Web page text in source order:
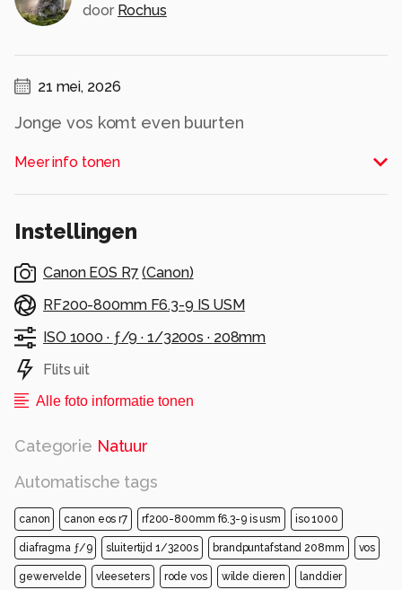
door Rochus
21 mei, 2026
Jonge vos komt even buurten
Alle rechten voorbehouden
Meer info tonen
Instellingen
Canon EOS R7 (Canon)
RF200-800mm F6.3-9 IS USM
ISO 1000 · ƒ/9 · 1/3200s · 208mm
Flits uit
Alle foto informatie tonen
Categorie Natuur
Automatische tags
canon canon eos r7 rf200-800mm f6.3-9 is usm iso 1000
diafragma ƒ/9 sluitertijd 1/3200s brandpuntafstand 208mm vos
gewervelde vleeseters rode vos wilde dieren landdier